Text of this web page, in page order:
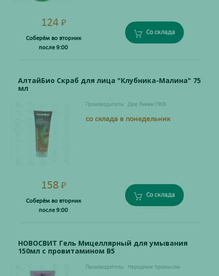
124 ₽
Соберём во вторник
после 9:00
Со склада
АлтайБио Скраб для лица "Клубника-Малина" 75
мл
Производитель: Две Линии ПКФ
со склада в понедельник
158 ₽
Соберём во вторник
после 9:00
Со склада
НОВОСВИТ Гель Мицеллярный для умывания
150мл с провитамином В5
Производитель: Народные промыслы